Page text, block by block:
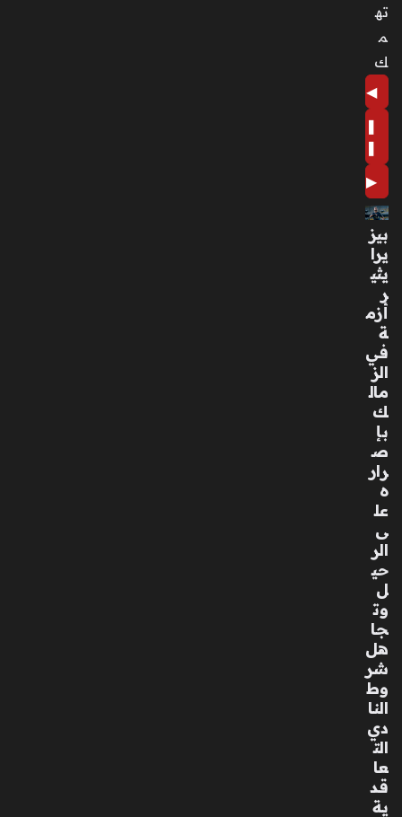
ته
م
ك
◀
❚
❚
▶
بيز
يرا
يثي
ر
أزم
ة
في
الز
مال
ك
بإ
ص
رار
ه
عل
ى
الر
حي
ل
وت
جا
هل
شر
وط
النا
دي
الت
عا
قد
ية